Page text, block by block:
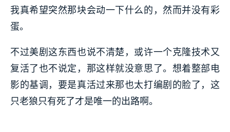
我真希望突然那块会动一下什么的，然而并没有彩
蛋。
不过美剧这东西也说不清楚，或许一个克隆技术又
复活了也不说定，那这样就没意思了。想着整部电
影的基调，要是真活过来那也太打编剧的脸了，这
只老狼只有死了才是唯一的出路啊。